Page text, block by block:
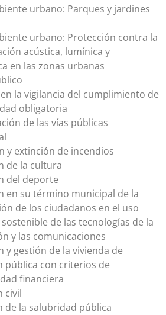
urbano: Parques y jardines
urbano: Protección contra la
acústica, lumínica y
en las zonas urbanas
la vigilancia del cumplimiento de
obligatoria
de las vías públicas
y extinción de incendios
de la cultura
del deporte
en su término municipal de la
de los ciudadanos en el uso
de las tecnologías de la
y las comunicaciones
y gestión de la vivienda de
pública con criterios de
financiera
civil
de la salubridad pública